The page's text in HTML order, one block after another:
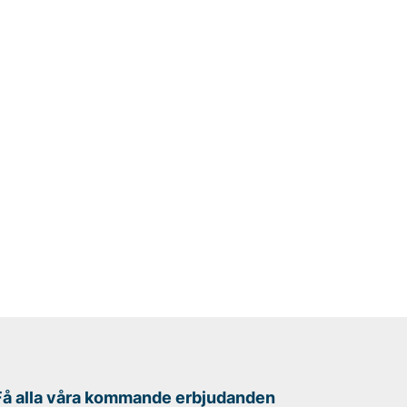
alla våra kommande erbjudanden